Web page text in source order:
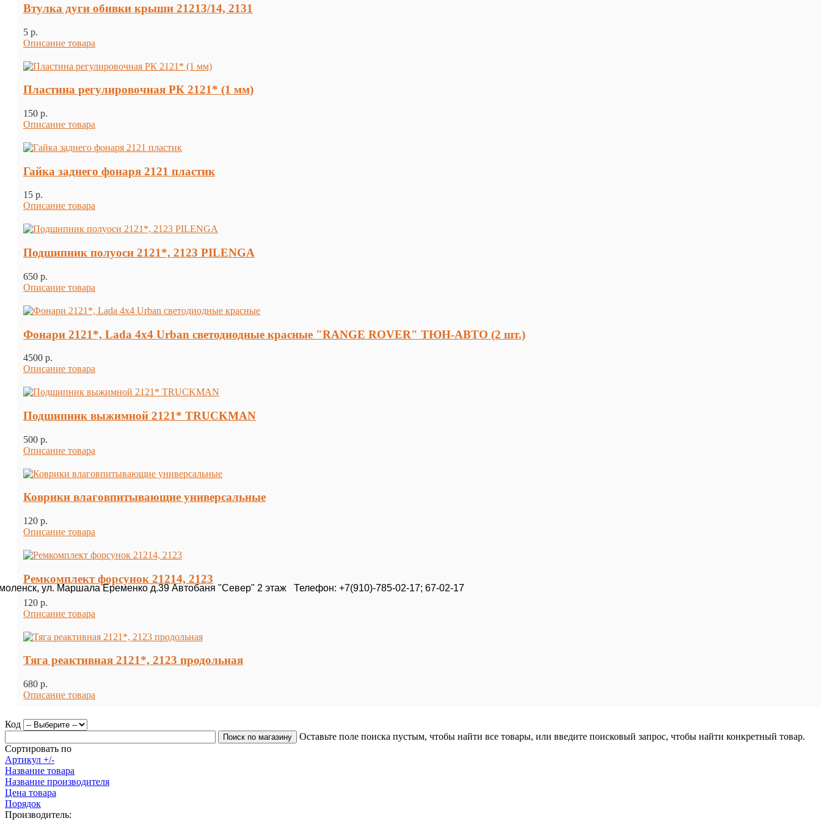
ул. Маршала Еременко д.39 Автобаня "Север" 2 этаж Телефон: +7(910)-785-02-17; 67-02-17
Втулка дуги обивки крыши 21213/14, 2131
5 p.
Описание товара
Пластина регулировочная РК 2121* (1 мм)
150 p.
Описание товара
Гайка заднего фонаря 2121 пластик
15 p.
Описание товара
Подшипник полуоси 2121*, 2123 PILENGA
650 p.
Описание товара
Фонари 2121*, Lada 4х4 Urban светодиодные красные "RANGE ROVER" ТЮН-АВТО (2 шт.)
4500 p.
Описание товара
Подшипник выжимной 2121* TRUCKMAN
500 p.
Описание товара
Коврики влаговпитывающие универсальные
120 p.
Описание товара
Ремкомплект форсунок 21214, 2123
120 p.
Описание товара
Тяга реактивная 2121*, 2123 продольная
680 p.
Описание товара
Код
Оставьте поле поиска пустым, чтобы найти все товары, или введите поисковый запрос, чтобы найти конкретный товар.
Сортировать по
Артикул +/-
Название товара
Название производителя
Цена товара
Порядок
Производитель: